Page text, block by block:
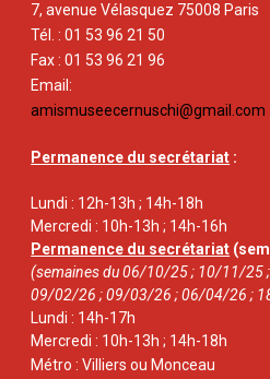
7, avenue Vélasquez 75008 Paris
Tél. : 01 53 96 21 50
Fax : 01 53 96 21 96
Email:
amismuseecernuschi@gmail.com
Permanence du secrétariat :
Lundi : 12h-13h ; 14h-18h
Mercredi : 10h-13h ; 14h-16h
Permanence du secrétariat
(semaines du 06/10/25 ; 10/11/
09/02/26 ; 09/03/26 ; 06/04/26 ;
Lundi : 14h-17h
Mercredi : 10h-13h ; 14h-18h
Métro : Villiers ou Monceau